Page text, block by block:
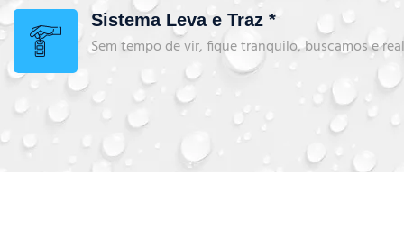
Sistema Leva e Traz *
Sem tempo de vir, fique tranquilo, buscamos e